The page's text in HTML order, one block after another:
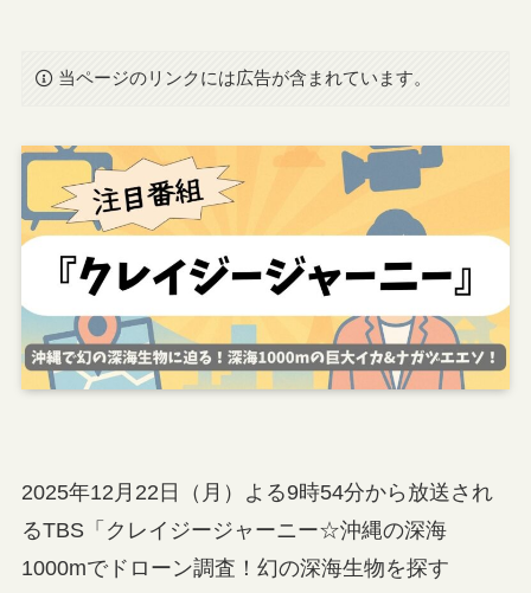
当ページのリンクには広告が含まれています。
2025年12月22日（月）よる9時54分から放送され
るTBS「クレイジージャーニー☆沖縄の深海
1000mでドローン調査！幻の深海生物を探す